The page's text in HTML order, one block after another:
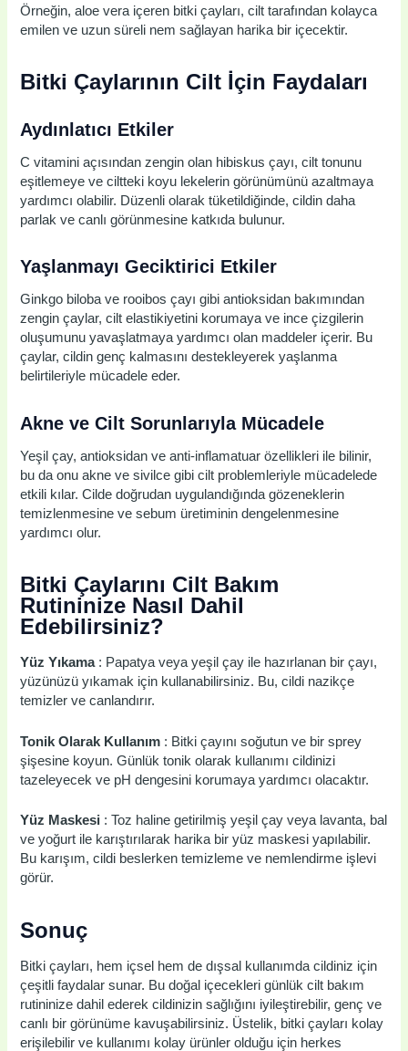
Örneğin, aloe vera içeren bitki çayları, cilt tarafından kolayca
emilen ve uzun süreli nem sağlayan harika bir içecektir.
Bitki Çaylarının Cilt İçin Faydaları
Aydınlatıcı Etkiler
C vitamini açısından zengin olan hibiskus çayı, cilt tonunu
eşitlemeye ve ciltteki koyu lekelerin görünümünü azaltmaya
yardımcı olabilir. Düzenli olarak tüketildiğinde, cildin daha
parlak ve canlı görünmesine katkıda bulunur.
Yaşlanmayı Geciktirici Etkiler
Ginkgo biloba ve rooibos çayı gibi antioksidan bakımından
zengin çaylar, cilt elastikiyetini korumaya ve ince çizgilerin
oluşumunu yavaşlatmaya yardımcı olan maddeler içerir. Bu
çaylar, cildin genç kalmasını destekleyerek yaşlanma
belirtileriyle mücadele eder.
Akne ve Cilt Sorunlarıyla Mücadele
Yeşil çay, antioksidan ve anti-inflamatuar özellikleri ile bilinir,
bu da onu akne ve sivilce gibi cilt problemleriyle mücadelede
etkili kılar. Cilde doğrudan uygulandığında gözeneklerin
temizlenmesine ve sebum üretiminin dengelenmesine
yardımcı olur.
Bitki Çaylarını Cilt Bakım
Rutininize Nasıl Dahil
Edebilirsiniz?
Yüz Yıkama: Papatya veya yeşil çay ile hazırlanan bir çayı,
yüzünüzü yıkamak için kullanabilirsiniz. Bu, cildi nazikçe
temizler ve canlandırır.
Tonik Olarak Kullanım : Bitki çayını soğutun ve bir sprey
şişesine koyun. Günlük tonik olarak kullanımı cildinizi
tazeleyecek ve pH dengesini korumaya yardımcı olacaktır.
Yüz Maskesi : Toz haline getirilmiş yeşil çay veya lavanta, bal
ve yoğurt ile karıştırılarak harika bir yüz maskesi yapılabilir.
Bu karışım, cildi beslerken temizleme ve nemlendirme işlevi
görür.
Sonuç
Bitki çayları, hem içsel hem de dışsal kullanımda cildiniz için
çeşitli faydalar sunar. Bu doğal içecekleri günlük cilt bakım
rutininize dahil ederek cildinizin sağlığını iyileştirebilir, genç ve
canlı bir görünüme kavuşabilirsiniz. Üstelik, bitki çayları kolay
erişilebilir ve kullanımı kolay ürünler olduğu için herkes